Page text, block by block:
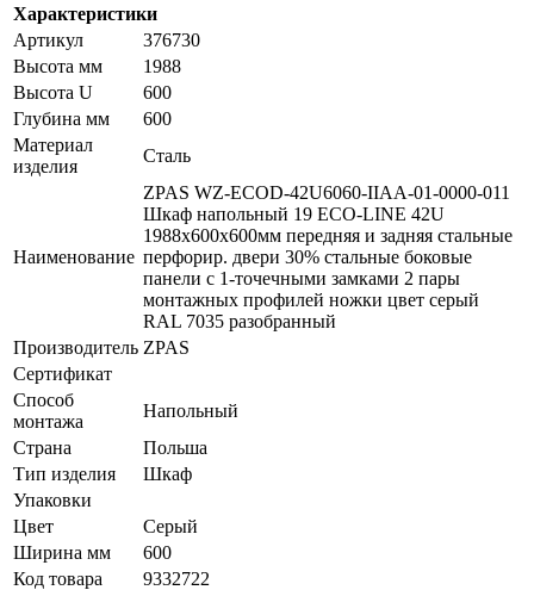
Характеристики
Артикул
376730
Высота мм
1988
Высота U
600
Глубина мм
600
Материал
изделия
Сталь
Наименование
ZPAS WZ-ECOD-42U6060-IIAA-01-0000-011
Шкаф напольный 19 ECO-LINE 42U
1988х600х600мм передняя и задняя стальные
перфорир. двери 30% стальные боковые
панели с 1-точечными замками 2 пары
монтажных профилей ножки цвет серый
RAL 7035 разобранный
Производитель ZPAS
Сертификат
Способ
монтажа
Напольный
Страна
Польша
Тип изделия
Шкаф
Упаковки
Цвет
Серый
Ширина мм
600
Код товара
9332722